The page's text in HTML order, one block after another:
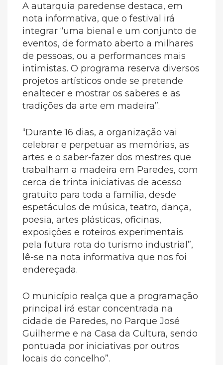
A autarquia paredense destaca, em
nota informativa, que o festival irá
integrar “uma bienal e um conjunto de
eventos, de formato aberto a milhares
de pessoas, ou a performances mais
intimistas. O programa reserva diversos
projetos artísticos onde se pretende
enaltecer e mostrar os saberes e as
tradições da arte em madeira”.
“Durante 16 dias, a organização vai
celebrar e perpetuar as memórias, as
artes e o saber-fazer dos mestres que
trabalham a madeira em Paredes, com
cerca de trinta iniciativas de acesso
gratuito para toda a família, desde
espetáculos de música, teatro, dança,
poesia, artes plásticas, oficinas,
exposições e roteiros experimentais
pela futura rota do turismo industrial”,
lê-se na nota informativa que nos foi
endereçada.
O município realça que a programação
principal irá estar concentrada na
cidade de Paredes, no Parque José
Guilherme e na Casa da Cultura, sendo
pontuada por iniciativas por outros
locais do concelho”.